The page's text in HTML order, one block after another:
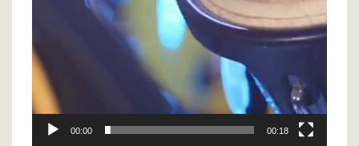
00:00 00:18